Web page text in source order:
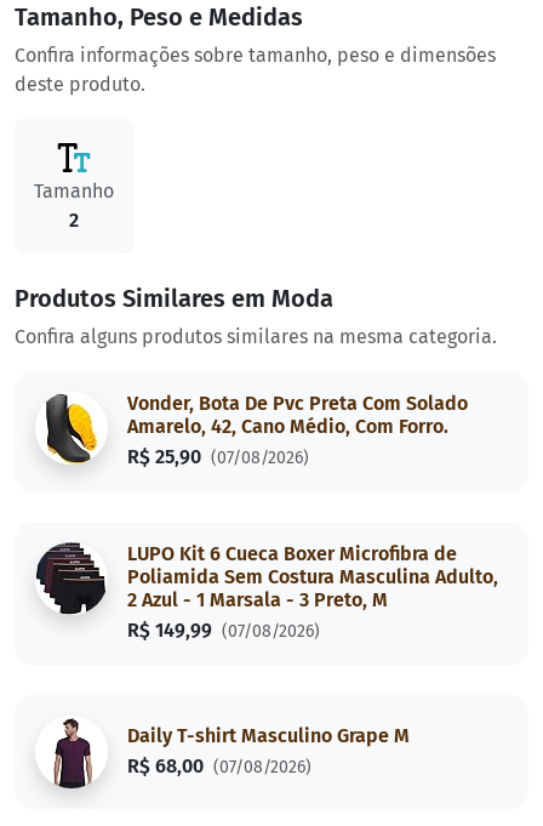
Tamanho, Peso e Medidas
Confira informações sobre tamanho, peso e dimensões
deste produto.
Tamanho
2
Produtos Similares em Moda
Confira alguns produtos similares na mesma categoria.
Vonder, Bota De Pvc Preta Com Solado
Amarelo, 42, Cano Médio, Com Forro.
R$ 25,90 (07/08/2026)
LUPO Kit 6 Cueca Boxer Microfibra de
Poliamida Sem Costura Masculina Adulto,
2 Azul - 1 Marsala - 3 Preto, M
R$ 149,99 (07/08/2026)
Daily T-shirt Masculino Grape M
R$ 68,00 (07/08/2026)